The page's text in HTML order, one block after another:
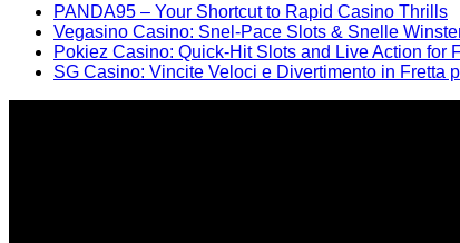
PANDA95 – Your Shortcut to Rapid Casino Thrills
Vegasino Casino: Snel‑Pace Slots & Snelle
Pokiez Casino: Quick‑Hit Slots and Live Action for
SG Casino: Vincite Veloci e Divertimento in Fretta